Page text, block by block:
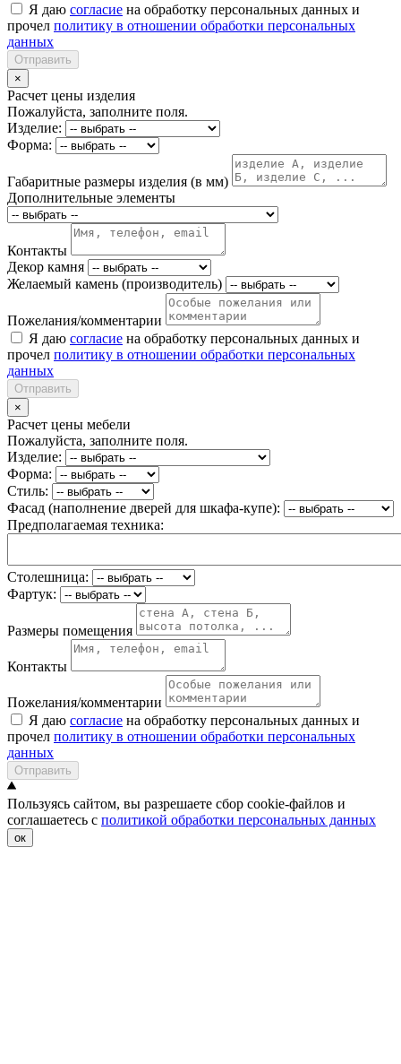
Я даю согласие на обработку персональных данных и
прочел политику в отношении обработки персональных
данных
Отправить
×
Расчет цены изделия
Пожалуйста, заполните поля.
Изделие:
Форма:
Габаритные размеры изделия (в мм)
Дополнительные элементы
Контакты
Декор камня
Желаемый камень (производитель)
Пожелания/комментарии
Я даю согласие на обработку персональных данных и
прочел политику в отношении обработки персональных
данных
Отправить
×
Расчет цены мебели
Пожалуйста, заполните поля.
Изделие:
Форма:
Стиль:
Фасад (наполнение дверей для шкафа-купе):
Предполагаемая техника:
Столешница:
Фартук:
Размеры помещения
Контакты
Пожелания/комментарии
Я даю согласие на обработку персональных данных и
прочел политику в отношении обработки персональных
данных
Отправить
Пользуясь сайтом, вы разрешаете сбор cookie-файлов и
соглашаетесь с политикой обработки персональных данных
ок